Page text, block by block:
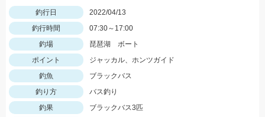
釣行日
2022/04/13
釣行時間
07:30～17:00
釣場
琵琶湖 ボート
ポイント
ジャッカル、ホンツガイド
釣魚
ブラックバス
釣り方
バス釣り
釣果
ブラックバス3匹